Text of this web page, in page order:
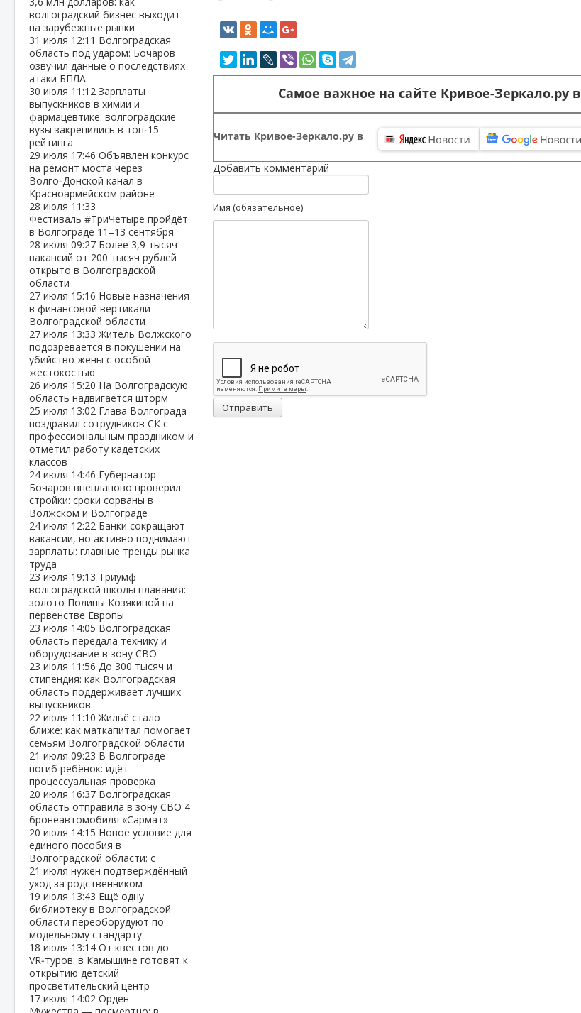
волгоградский бизнес выходит
на зарубежные рынки
31 июля 12:11 Волгоградская
область под ударом: Бочаров
озвучил данные о последствиях
атаки БПЛА
30 июля 11:12 Зарплаты
выпускников в химии и
фармацевтике: волгоградские
вузы закрепились в топ‑15
рейтинга
29 июля 17:46 Объявлен конкурс
на ремонт моста через
Волго‑Донской канал в
Красноармейском районе
28 июля 11:33
Фестиваль #ТриЧетыре пройдёт
в Волгограде 11–13 сентября
28 июля 09:27 Более 3,9 тысяч
вакансий от 200 тысяч рублей
открыто в Волгоградской
области
27 июля 15:16 Новые назначения
в финансовой вертикали
Волгоградской области
27 июля 13:33Житель Волжского
подозревается в покушении на
убийство жены с особой
жестокостью
26 июля 15:20 На Волгоградскую
область надвигается шторм
25 июля 13:02 Глава Волгограда
поздравил сотрудников СК с
профессиональным праздником и
отметил работу кадетских
классов
24 июля 14:46 Губернатор
Бочаров внепланово проверил
стройки: сроки сорваны в
Волжском и Волгограде
24 июля 12:22 Банки сокращают
вакансии, но активно поднимают
зарплаты: главные тренды рынка
труда
23 июля 19:13 Триумф
волгоградской школы плавания:
золото Полины Козякиной на
первенстве Европы
23 июля 14:05 Волгоградская
область передала технику и
оборудование в зону СВО
23 июля 11:56 До 300 тысяч и
стипендия: как Волгоградская
область поддерживает лучших
выпускников
22 июля 11:10Жильё стало
ближе: как маткапитал помогает
семьям Волгоградской области
21 июля 09:23 В Волгограде
погиб ребёнок: идёт
процессуальная проверка
20 июля 16:37 Волгоградская
область отправила в зону СВО 4
бронеавтомобиля «Сармат»
20 июля 14:15 Новое условие для
единого пособия в
Волгоградской области: с
21 июля нужен подтверждённый
уход за родственником
19 июля 13:43 Ещё одну
библиотеку в Волгоградской
области переоборудуют по
модельному стандарту
18 июля 13:14 От квестов до
VR‑туров: в Камышине готовят к
открытию детский
просветительский центр
17 июля 14:02 Орден
Самое важное на сайте Кривое-Зеркало.ру в
Читать Кривое-Зеркало.ру в
Добавить комментарий
Имя (обязательное)
Отправить